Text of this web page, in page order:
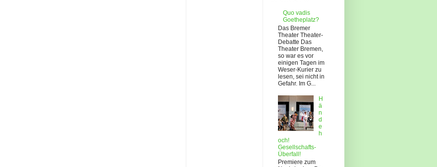
Quo vadis
Goetheplatz?
Das Bremer
Theater Theater-
Debatte Das
Theater Bremen,
so war es vor
einigen Tagen im
Weser-Kurier zu
lesen, sei nicht in
Gefahr. Im G...
H
ä
n
d
e
h
och!
Gesellschafts-
Überfall!
Premiere zum